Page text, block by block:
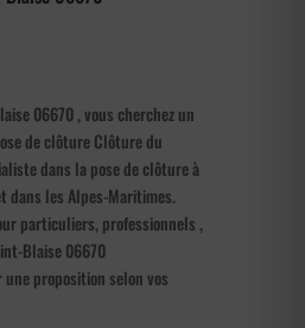
06670 , vous cherchez un
de clôture Clôture du
dans la pose de clôture à
dans les Alpes-Maritimes.
particuliers, professionnels ,
Blaise 06670
proposition selon vos